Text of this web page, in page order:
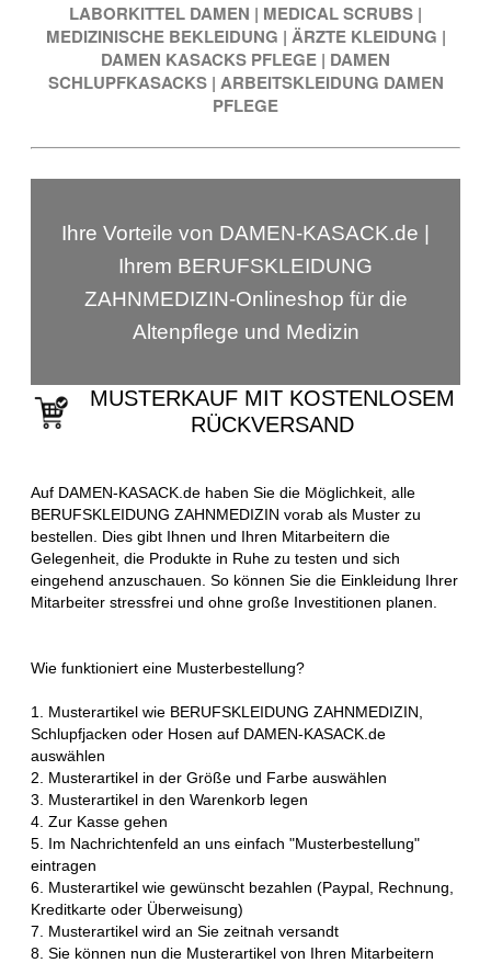
LABORKITTEL DAMEN | MEDICAL SCRUBS |
MEDIZINISCHE BEKLEIDUNG | ÄRZTE KLEIDUNG |
DAMEN KASACKS PFLEGE | DAMEN
SCHLUPFKASACKS | ARBEITSKLEIDUNG DAMEN
PFLEGE
Ihre Vorteile von DAMEN-KASACK.de |
Ihrem BERUFSKLEIDUNG
ZAHNMEDIZIN-Onlineshop für die
Altenpflege und Medizin
MUSTERKAUF MIT KOSTENLOSEM
RÜCKVERSAND
Auf DAMEN-KASACK.de haben Sie die Möglichkeit, alle
BERUFSKLEIDUNG ZAHNMEDIZIN vorab als Muster zu
bestellen. Dies gibt Ihnen und Ihren Mitarbeitern die
Gelegenheit, die Produkte in Ruhe zu testen und sich
eingehend anzuschauen. So können Sie die Einkleidung Ihrer
Mitarbeiter stressfrei und ohne große Investitionen planen.
Wie funktioniert eine Musterbestellung?
1. Musterartikel wie BERUFSKLEIDUNG ZAHNMEDIZIN,
Schlupfjacken oder Hosen auf DAMEN-KASACK.de
auswählen
2. Musterartikel in der Größe und Farbe auswählen
3. Musterartikel in den Warenkorb legen
4. Zur Kasse gehen
5. Im Nachrichtenfeld an uns einfach "Musterbestellung"
eintragen
6. Musterartikel wie gewünscht bezahlen (Paypal, Rechnung,
Kreditkarte oder Überweisung)
7. Musterartikel wird an Sie zeitnah versandt
8. Sie können nun die Musterartikel von Ihren Mitarbeitern